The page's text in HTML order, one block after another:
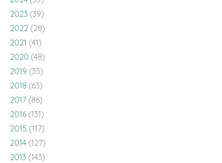
2023 (39)
2022 (28)
2021 (41)
2020 (48)
2019 (35)
2018 (63)
2017 (86)
2016 (131)
2015 (117)
2014 (127)
2013 (143)